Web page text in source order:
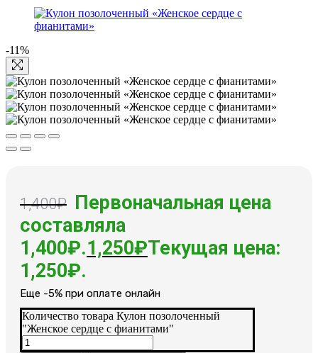
-11%
1,400₽ Первоначальная цена
составляла
1,400₽.1,250₽Текущая цена:
1,250₽.
Еще -5% при оплате онлайн
Количество товара Кулон позолоченный
"Женское сердце с фианитами"